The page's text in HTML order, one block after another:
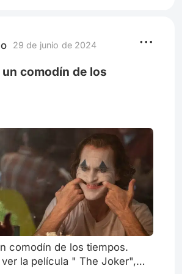
Otra pregunta que
29 de junio de 2024
comodín de los
comodín de los tiempos.
la película " The Joker",